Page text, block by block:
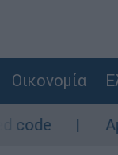
Οικονομία